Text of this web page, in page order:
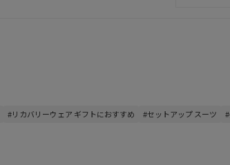
#リカバリーウェア ギフトにおすすめ #セットアップ スーツ